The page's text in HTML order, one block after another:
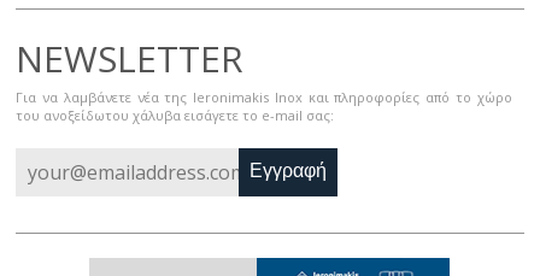
NEWSLETTER
Για να λαμβάνετε νέα της Ieronimakis Inox και πληροφορίες από το χώρο
του ανοξείδωτου χάλυβα εισάγετε το e-mail σας:
Εγγραφή